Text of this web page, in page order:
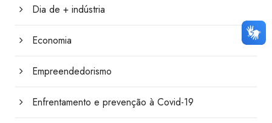
Dia de + indústria
Economia
Empreendedorismo
Enfrentamento e prevenção à Covid-19